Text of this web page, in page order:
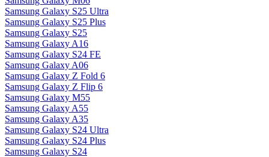
Samsung Galaxy S25 Ultra
Samsung Galaxy S25 Plus
Samsung Galaxy S25
Samsung Galaxy A16
Samsung Galaxy S24 FE
Samsung Galaxy A06
Samsung Galaxy Z Fold 6
Samsung Galaxy Z Flip 6
Samsung Galaxy M55
Samsung Galaxy A55
Samsung Galaxy A35
Samsung Galaxy S24 Ultra
Samsung Galaxy S24 Plus
Samsung Galaxy S24